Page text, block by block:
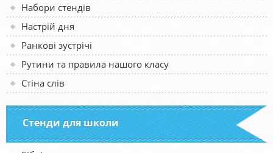
Набори стендів
Настрій дня
Ранкові зустрічі
Рутини та правила нашого класу
Стіна слів
Стенди для школи